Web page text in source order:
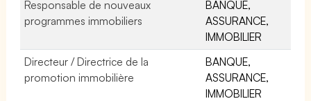
Responsable de nouveaux
programmes immobiliers
BANQUE,
ASSURANCE,
IMMOBILIER
Directeur / Directrice de la
promotion immobilière
BANQUE,
ASSURANCE,
IMMOBILIER